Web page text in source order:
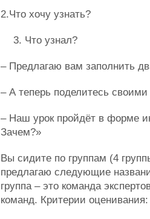
2.Что хочу узнать?
Что узнал?
– Предлагаю вам заполнить
– А теперь поделитесь
– Наш урок пройдёт в форме
Зачем?»
Вы сидите по группам (4
предлагаю следующие
группа – это команда
команд. Критерии оценивания: